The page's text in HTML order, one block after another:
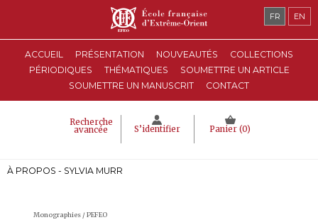
ACCUEIL PRÉSENTATION NOUVEAUTÉS
COLLECTIONS
PÉRIODIQUES
THÉMATIQUES
SOUMETTRE UN ARTICLE
SOUMETTRE UN MANUSCRIT
CONTACT
Recherche
avancée S’identifier Panier (0)
FR EN
À PROPOS - SYLVIA MURR
Monographies / PEFEO